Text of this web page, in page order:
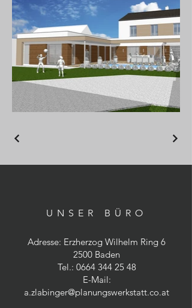
UNSER BÜRO
Adresse: Erzherzog Wilhelm Ring 6
2500 Baden
Tel.: 0664 344 25 48
E-Mail:
a.zlabinger@planungswerkstatt.co.at